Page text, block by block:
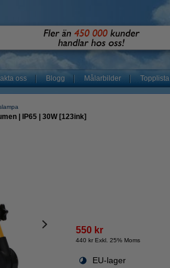
oss Blogg Målarbilder Topplista
| IP65 | 30W [123ink]
550 kr
440 kr Exkl. 25% Moms
EU-lager